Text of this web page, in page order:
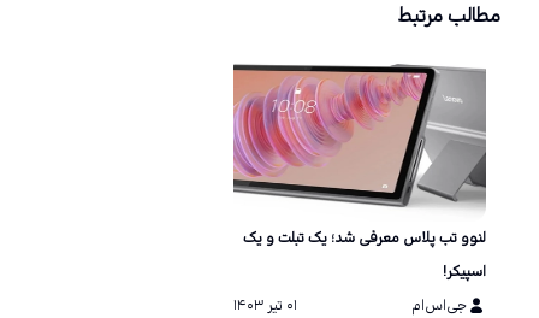
مطالب مرتبط
لنوو تب پلاس معرفی شد؛ یک تبلت و یک
اسپیکر!
جی‌اس‌ام
۰۱ تیر ۱۴۰۳